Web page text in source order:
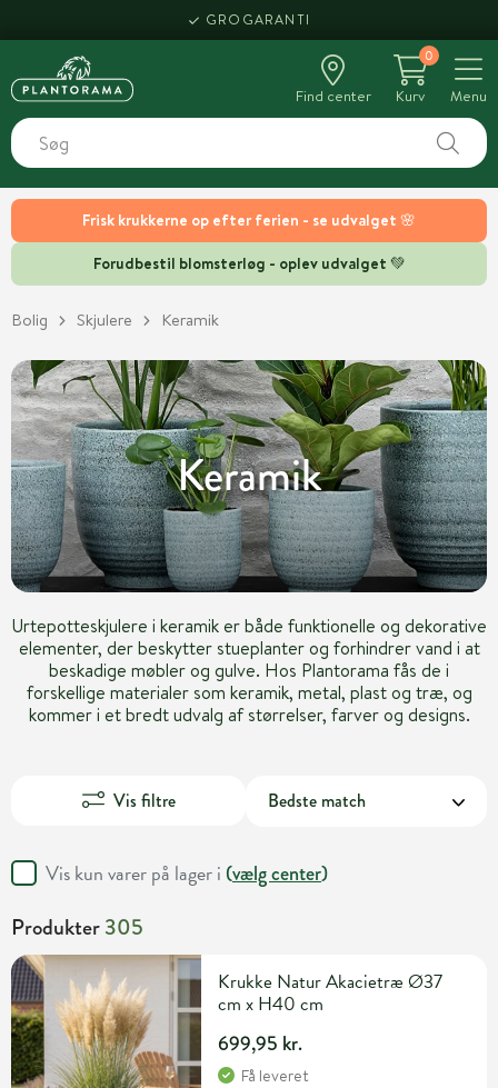
Frisk krukkerne op efter ferien - se udvalget 🌸
Forudbestil blomsterløg - oplev udvalget 💚
HENT SAMME DAG
Find center
0
Kurv
Menu
Bolig Skjulere Keramik
Keramik
Urtepotteskjulere i keramik er både funktionelle og dekorative
elementer, der beskytter stueplanter og forhindrer vand i at
beskadige møbler og gulve. Hos Plantorama fås de i
forskellige materialer som keramik, metal, plast og træ, og
kommer i et bredt udvalg af størrelser, farver og designs.
Vis filtre
Vis kun varer på lager i (vælg center)
Produkter305
Krukke Natur Akacietræ Ø37
cm x H40 cm
699,95 kr.
Få leveret